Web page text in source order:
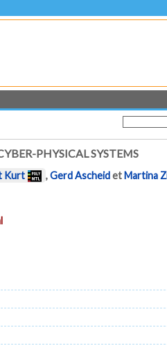
PHYSICAL SYSTEMS
Kurt ,Gerd AscheidetMartina